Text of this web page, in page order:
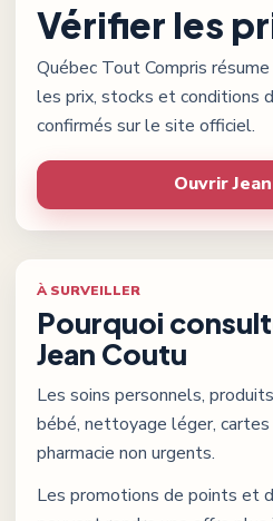
Vérifier les
Québec Tout Compris
les prix, stocks et conditions
confirmés sur le site officiel.
Ouvrir
À SURVEILLER
Pourquoi
Jean Coutu
Les soins personnels,
bébé, nettoyage léger,
pharmacie non urgents.
Les promotions de points et